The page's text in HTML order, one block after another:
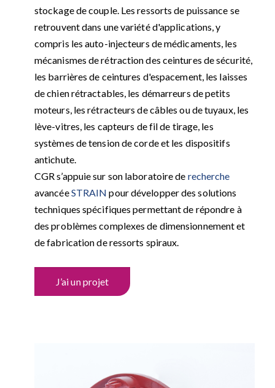
stockage de couple. Les ressorts de puissance se
retrouvent dans une variété d'applications, y
compris les auto-injecteurs de médicaments, les
mécanismes de rétraction des ceintures de sécurité,
les barrières de ceintures d'espacement, les laisses
de chien rétractables, les démarreurs de petits
moteurs, les rétracteurs de câbles ou de tuyaux, les
lève-vitres, les capteurs de fil de tirage, les
systèmes de tension de corde et les dispositifs
antichute.
CGR s’appuie sur son laboratoire de recherche
avancéeSTRAIN pour développer des solutions
techniques spécifiques permettant de répondre à
des problèmes complexes de dimensionnement et
de fabrication de ressorts spiraux.
J’ai un projet